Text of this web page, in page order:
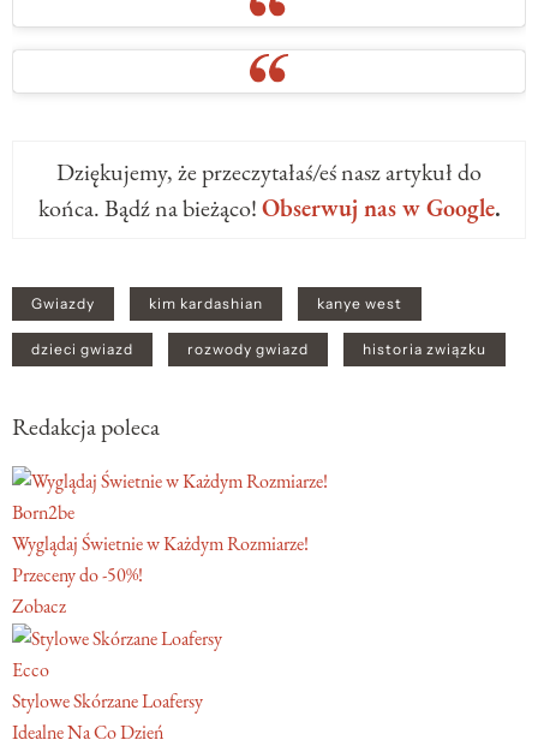
Dziękujemy, że przeczytałaś/eś nasz artykuł do
końca. Bądź na bieżąco!Obserwuj nas w Google.
Gwiazdy kim kardashian kanye west
dzieci gwiazd rozwody gwiazd historia związku
Redakcja poleca
Born2be
Wyglądaj Świetnie w Każdym Rozmiarze!
Przeceny do -50%!
Zobacz
Ecco
Stylowe Skórzane Loafersy
Idealne Na Co Dzień